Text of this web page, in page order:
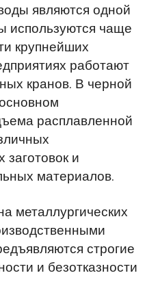
являются одной
используются чаще
крупнейших
работают
кранов. В черной
расплавленной
и
материалов.
металлургических
строгие
и безотказности